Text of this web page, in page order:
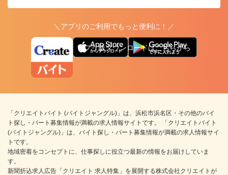
＼アプリのご利用でもっと便利に！／
アプリ版ダウンロードはこちらから
「クリエイトバイト (バイトジャングル)」は、浜松市浜名区・その他のバイ
ト探し・パート募集情報が満載の求人情報サイトです。 「クリエイトバイト
(バイトジャングル)」は、バイト探し・パート募集情報が満載の求人情報サイ
トです。
地域密着をコンセプトに、仕事探しに役立つ最新の情報をお届けしていま
す。
新聞折込求人広告「クリエイト 求人特集」を展開する株式会社クリエイトが